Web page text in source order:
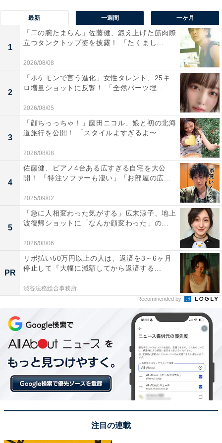
最新 一週間 一ヶ月
1
「二の腕たまらん」佐藤健、鍛え上げた筋肉際
立つタンクトップ姿を披露！ 「たくまし...
2026/08/08
2
「ポケモンで言う進化」女性タレント、25キ
ロ増量ショットに反響！ 「全然パーツ埋...
2026/08/05
3
「顔ちっっちゃ！」藤田ニコル、娘と初の北海
道旅行を公開！ 「スタイルよすぎるよ〜...
2026/08/08
4
佐藤健、ピアノ4台ある広すぎる自宅を大公
開！ 「特注ソファーも凄い」「お部屋の広...
2025/09/02
5
「急に人相変わった気がする」広末涼子、地上
波復帰ショットに「なんか顔変わった」の...
2026/08/06
PR
リボ払い50万円以上の人は、返済を3～6ヶ月
停止して『大幅に減額してから返済する...
渋谷法務総合事務所
Recommended by
注目の連載